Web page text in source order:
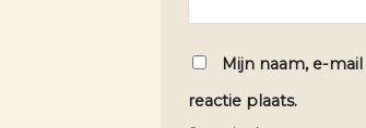
Mijn naam, e-
reactie plaats.